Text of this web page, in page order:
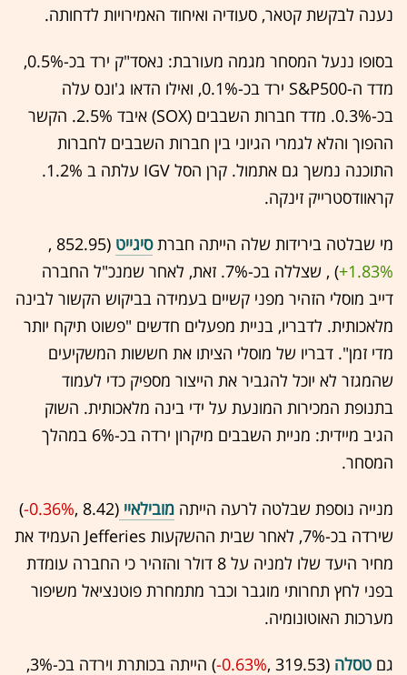
נענה לבקשת קטאר, סעודיה ואיחוד האמירויות לדחותה.
בסופו ננעל המסחר מגמה מעורבת: נאסד"ק ירד בכ-0.5%,
מדד ה-S&P500 ירד בכ-0.1%, ואילו הדאו ג'ונס עלה
בכ-0.3%. מדד חברות השבבים (SOX) איבד 2.5%. הקשר
ההפוך והלא לגמרי הגיוני בין חברות השבבים לחברות
התוכנה נמשך גם אתמול. קרן הסל IGV עלתה ב 1.2%.
קראוודסטרייק זינקה.
מי שבלטה בירידות שלה הייתה חברתסיגייט (852.95 ,‎
+1.83%
‏) , שצללה בכ-7%. זאת, לאחר שמנכ"ל החברה
דייב מוסלי הזהיר מפני קשיים בעמידה בביקוש הקשור לבינה
מלאכותית. לדבריו, בניית מפעלים חדשים "פשוט תיקח יותר
מדי זמן". דבריו של מוסלי הציתו את חששות המשקיעים
שהמגזר לא יוכל להגביר את הייצור מספיק כדי לעמוד
בתנופת המכירות המונעת על ידי בינה מלאכותית. השוק
הגיב מיידית: מניית השבבים מיקרון ירדה בכ-6% במהלך
המסחר.
מנייה נוספת שבלטה לרעה הייתה מובילאיי (8.42 ,‎
-0.36%
‏)
שירדה בכ-7%, לאחר שבית ההשקעות Jefferies העמיד את
מחיר היעד שלו למניה על 8 דולר והזהיר כי החברה עומדת
בפני לחץ תחרותי מוגבר וכבר מתמחרת פוטנציאל משיפור
מערכות האוטונומיה.
גם טסלה (319.53 ,‎
-0.63%
‏) הייתה בכותרת וירדה בכ-3%,